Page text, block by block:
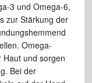
3 und Omega-6,
zur Stärkung der
Omega-
Haut und sorgen
Bei der